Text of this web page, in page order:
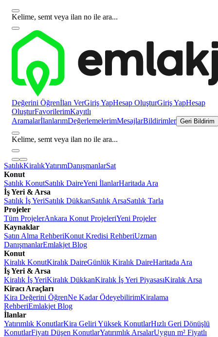
Kelime, semt veya ilan no ile ara...
Değerini Öğrenİlan VerGiriş YapHesap OluşturGiriş YapHesap
OluşturFavorilerimKayıtlı
AramalarİlanlarımDeğerlemelerimMesajlarBildirimler Geri Bildirim
Kelime, semt veya ilan no ile ara...
SatılıkKiralıkYatırımDanışmanlarSat
Konut
Satılık KonutSatılık DaireYeni İlanlarHaritada Ara
İş Yeri & Arsa
Satılık İş YeriSatılık DükkanSatılık ArsaSatılık Tarla
Projeler
Tüm ProjelerAnkara Konut ProjeleriYeni Projeler
Kaynaklar
Satın Alma RehberiKonut Kredisi RehberiUzman
DanışmanlarEmlakjet Blog
Konut
Kiralık KonutKiralık DaireGünlük Kiralık DaireHaritada Ara
İş Yeri & Arsa
Kiralık İş YeriKiralık DükkanKiralık İş Yeri PiyasasıKiralık Arsa
Kiracı Araçları
Kira Değerini ÖğrenNe Kadar ÖdeyebilirimKiralama
RehberiEmlakjet Blog
İlanlar
Yatırımlık KonutlarKira Geliri Yüksek KonutlarHızlı Geri Dönüşlü
KonutlarFiyatı Düşen KonutlarYatırımlık ArsalarUygun m² Fiyatlı